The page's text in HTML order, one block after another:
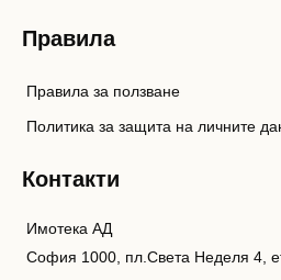
Правила
Правила за ползване
Политика за защита на личните
Контакти
Имотека АД
София 1000, пл.Света Неделя 4,